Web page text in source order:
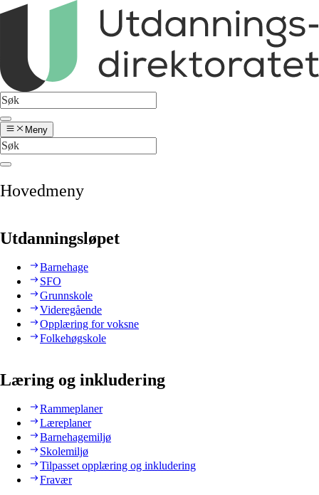
Meny
Hovedmeny
Utdanningsløpet
Barnehage
SFO
Grunnskole
Videregående
Opplæring for voksne
Folkehøgskole
Læring og inkludering
Rammeplaner
Læreplaner
Barnehagemiljø
Skolemiljø
Tilpasset opplæring og inkludering
Fravær